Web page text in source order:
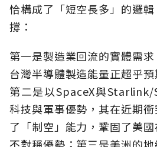
恰構成了「短空長多」的邏
撐：
第一是製造業回流的實體需求
台灣半導體製造能量正超乎
第二是以SpaceX與
科技與軍事優勢，其在近期
了「制空」能力，鞏固了美
不對稱優勢；第三是美洲的